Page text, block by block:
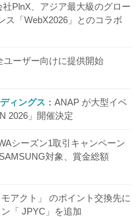
社PlnX、アジア最大級のグロー
ス「WebX2026」とのコラボ
ユーザー向けに提供開始
ィングス
ANAP が大型イベ
2026」開催決定
シーズン1取引キャンペーン
対象、賞金総額
モアクト」 のポイント交換先に
「 JPYC」を追加